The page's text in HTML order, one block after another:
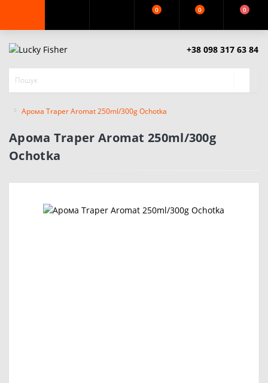
0 0 0
+38 098 317 63 84
Арома Traper Aromat 250ml/300g Ochotka
Арома Traper Aromat 250ml/300g
Ochotka